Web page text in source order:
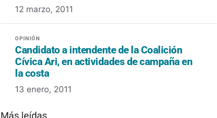
12 marzo, 2011
Candidato a intendente de la Coalición
Cívica Ari, en actividades de campaña en
la costa
13 enero, 2011
Más leídas